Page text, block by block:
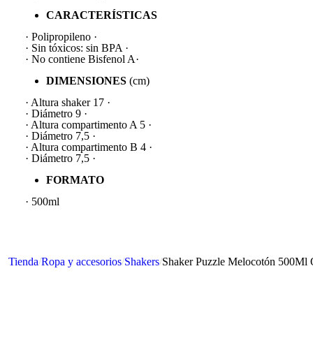
CARACTERÍSTICAS
· Polipropileno ·
· Sin tóxicos: sin BPA ·
· No contiene Bisfenol A·
DIMENSIONES(cm)
· Altura shaker 17 ·
· Diámetro 9 ·
· Altura compartimento A 5 ·
· Diámetro 7,5 ·
· Altura compartimento B 4 ·
· Diámetro 7,5 ·
FORMATO
· 500ml
Tienda/Ropa y accesorios/Shakers/Shaker Puzzle Melocotón 500Ml